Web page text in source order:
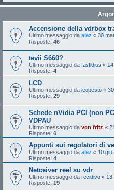
Accensione della vdrbox
Ultimo messaggio da alez « 30
Risposte: 46
tevii S660?
Ultimo messaggio da fastidius «
Risposte: 4
LCD
Ultimo messaggio da leopesto «
Risposte: 29
Schede nVidia PCI (non
VDPAU
Ultimo messaggio da von fritz «
Risposte: 6
Appunti sui regolatori di
Ultimo messaggio da alez « 10 giu
Risposte: 4
Netceiver reel su vdr
Ultimo messaggio da recidivo « 13
Risposte: 19